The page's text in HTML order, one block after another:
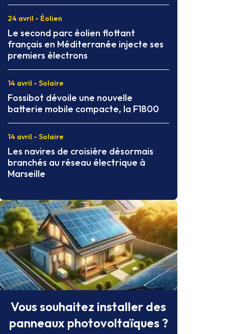
24 avril - Éolien
Le second parc éolien flottant
français en Méditerranée injecte ses
premiers électrons
14 avril - Solaire
Fossibot dévoile une nouvelle
batterie mobile compacte, la F1800
14 avril - Solaire
Les navires de croisière désormais
branchés au réseau électrique à
Marseille
Vous souhaitez installer des
panneaux photovoltaïques ?